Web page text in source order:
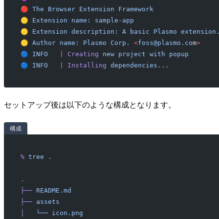
🔴 The Browser Extension Framework
🟡 Extension name:
sample-app
🟡 Extension description: A basic Plasmo
🟡 Author name: Plasmo Corp. <foss@plasmo.com>
🔵 INFO Creating new project with popup
🔵 INFO Installing dependencies...
セットアップ後は以下のような構成となります。
構成
% tree .
.
├── README.md
├── assets
   └──
icon.png